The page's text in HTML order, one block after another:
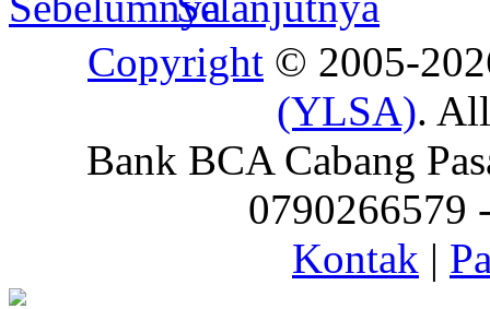
Copyright © 2005-
(YLSA).
Bank BCA Cabang
0790266579
Kontak |